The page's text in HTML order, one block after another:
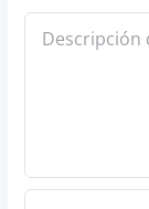
Comentario